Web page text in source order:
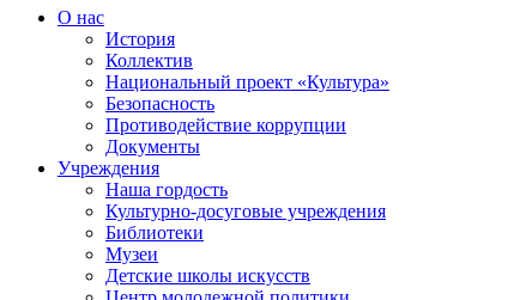
О нас
История
Коллектив
Национальный проект «Культура»
Безопасность
Противодействие коррупции
Документы
Учреждения
Наша гордость
Культурно-досуговые учреждения
Библиотеки
Музеи
Детские школы искусств